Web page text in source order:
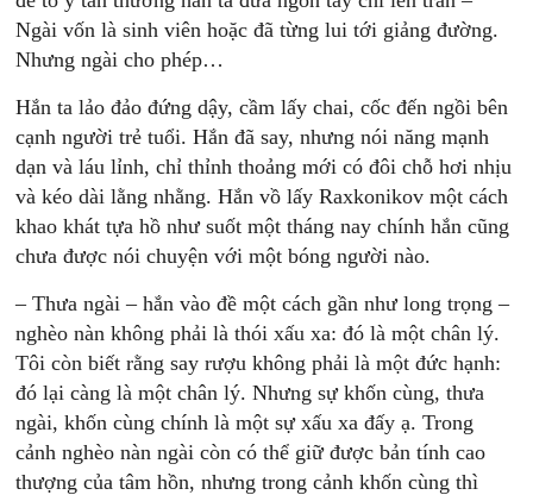
Ngài vốn là sinh viên hoặc đã từng lui tới giảng đường.
Nhưng ngài cho phép…
Hắn ta lảo đảo đứng dậy, cầm lấy chai, cốc đến ngồi bên
cạnh người trẻ tuổi. Hắn đã say, nhưng nói năng mạnh
dạn và láu lỉnh, chỉ thỉnh thoảng mới có đôi chỗ hơi nhịu
và kéo dài lằng nhằng. Hắn vồ lấy Raxkonikov một cách
khao khát tựa hồ như suốt một tháng nay chính hắn cũng
chưa được nói chuyện với một bóng người nào.
– Thưa ngài – hắn vào đề một cách gần như long trọng –
nghèo nàn không phải là thói xấu xa: đó là một chân lý.
Tôi còn biết rằng say rượu không phải là một đức hạnh:
đó lại càng là một chân lý. Nhưng sự khốn cùng, thưa
ngài, khốn cùng chính là một sự xấu xa đấy ạ. Trong
cảnh nghèo nàn ngài còn có thể giữ được bản tính cao
thượng của tâm hồn, nhưng trong cảnh khốn cùng thì